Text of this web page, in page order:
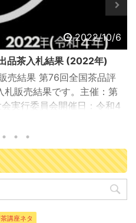
2022/10/6
品茶入札結果 (2022年)
売結果 第76回全国茶品評
販売結果です。主催：第
実行委員会開催日：令和4
田塚本111-5）参加業者：
結果総括 ※金額はすべて
数量（kg） 落札金額
円/kg） 普通煎茶10kg 71
煎茶4kg ...
講座ネタ